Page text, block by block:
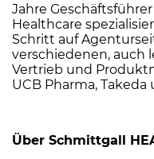
Jahre
Healthcare
Schritt auf
verschiedenen, auch
Vertrieb und
UCB Pharma,
Über Schmittgall